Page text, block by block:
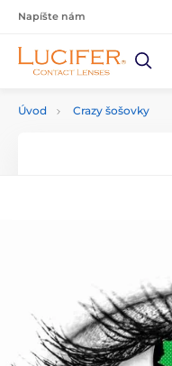
Napíšte nám
Úvod Crazy šošovky